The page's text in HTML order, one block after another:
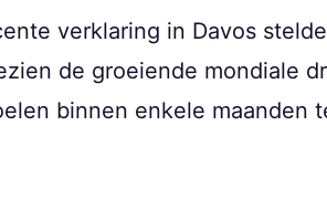
verklaring in Davos
de groeiende mondiale
binnen enkele maanden